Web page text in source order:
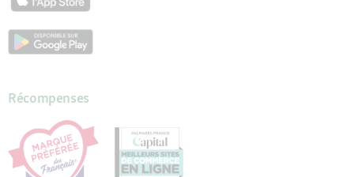
Récompenses